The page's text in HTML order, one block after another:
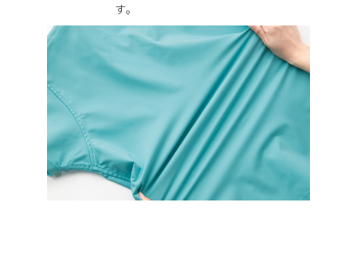
す。